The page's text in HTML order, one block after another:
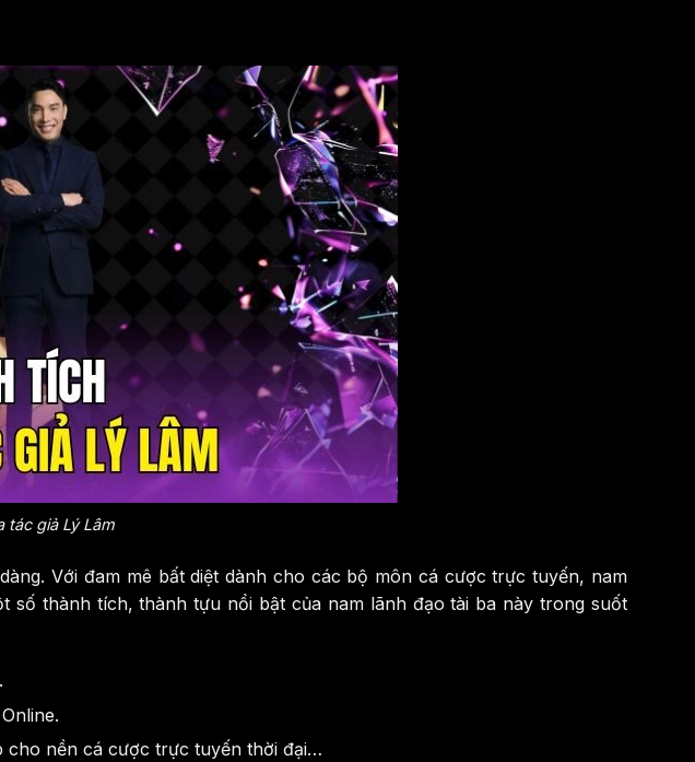
tác giả Lý Lâm
Với đam mê bất diệt dành cho các bộ môn cá cược trực tuyến, nam
số thành tích, thành tựu nổi bật của nam lãnh đạo tài ba này trong suốt
cho nền cá cược trực tuyến thời đại…